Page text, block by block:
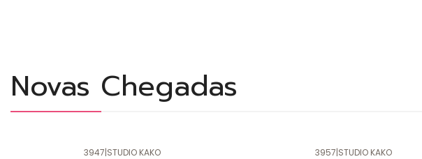
Novas Chegadas
3947|STUDIO KAKO 3957|STUDIO KAKO